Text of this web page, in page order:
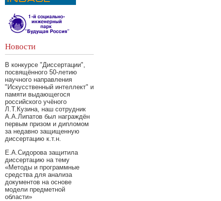
Новости
В конкурсе "Диссертации",
посвящённого 50-летию
научного направления
"Искусственный интеллект" и
памяти выдающегося
российского учёного
Л.Т.Кузина, наш сотрудник
А.А.Липатов был награждён
первым призом и дипломом
за недавно защищенную
диссертацию к.т.н.
Е.А.Сидорова защитила
диссертацию на тему
«Методы и программные
средства для анализа
документов на основе
модели предметной
области»